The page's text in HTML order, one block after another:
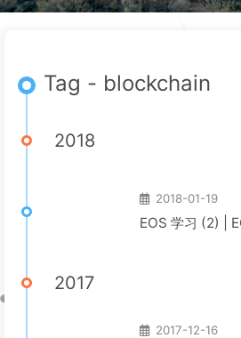
Tag - blockchain
2018
2018-01-19
EOS 学习 (2) |
2017
2017-12-16